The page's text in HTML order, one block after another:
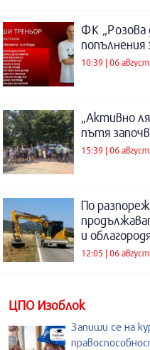
ФК „Розова
попълнения
10:39 | 06
„Активно
пътя
15:39 | 06
По
и
12:05 | 06
ЦПО Изоблок
Запиши се на